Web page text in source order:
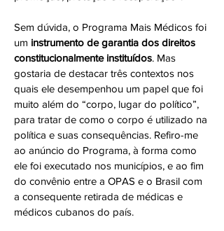
Sem dúvida, o Programa Mais Médicos foi
um instrumento de garantia dos direitos
constitucionalmente instituídos. Mas
gostaria de destacar três contextos nos
quais ele desempenhou um papel que foi
muito além do “corpo, lugar do político”,
para tratar de como o corpo é utilizado na
política e suas consequências. Refiro-me
ao anúncio do Programa, à forma como
ele foi executado nos municípios, e ao fim
do convênio entre a OPAS e o Brasil com
a consequente retirada de médicas e
médicos cubanos do país.